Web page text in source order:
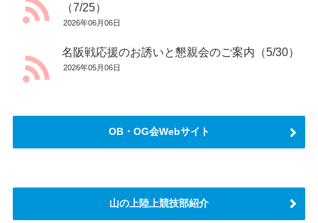
（7/25）
2026年06月06日
名阪戦応援のお誘いと懇親会のご案内（5/30）
2026年05月06日
OB・OG会Webサイト
山の上陸上競技部紹介